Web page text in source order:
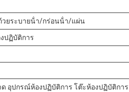
วยระบายน้ํา/กร่อนน้ํา/แผ่น
ปฏิบัติการ
ด อุปกรณ์ห้องปฏิบัติการ โต๊ะห้องปฏิบัติกา